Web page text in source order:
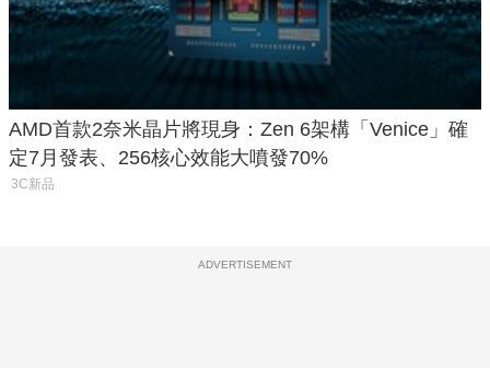
AMD首款2奈米晶片將現身：Zen 6架構「Venice」確
定7月發表、256核心效能大噴發70%
3C新品
ADVERTISEMENT